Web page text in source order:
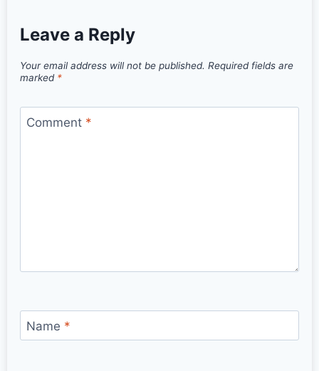
Leave a Reply
Your email address will not be published. Required fields are
marked *
Comment *
Name *